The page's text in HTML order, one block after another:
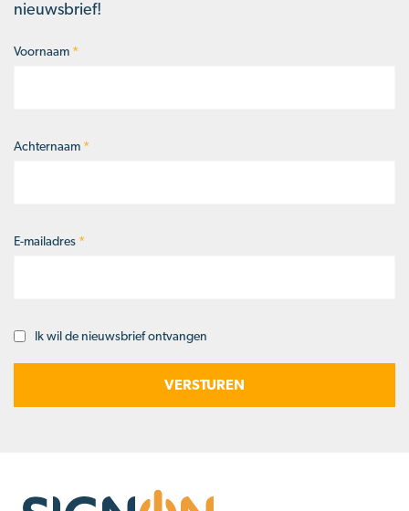
nieuwsbrief!
Naam*
Voornaam *
Achternaam *
E-mailadres *
Opt-Ik wil de nieuwsbrief ontvangen